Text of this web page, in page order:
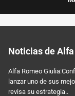
Noticias de
Alfa Romeo
lanzar uno de sus
revisa su estrategia..